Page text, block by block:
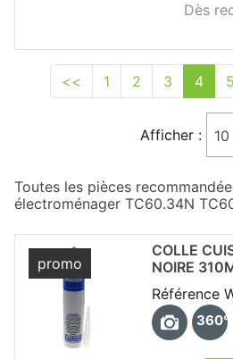
Dès
<< 1 2 3 4 5
Afficher : 10
Toutes les pièces
électroménager TC60.34N
promo
COLLE
NOIRE
Référence
360°